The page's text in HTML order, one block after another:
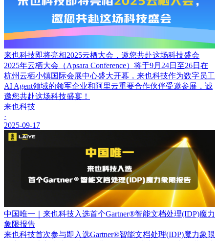
来也科技即将亮相2025云栖大会，邀您共赴这场科技盛会
2025年云栖大会（Apsara Conference）将于9月24日至26日在
杭州云栖小镇国际会展中心盛大开幕，来也科技作为数字员工
AI Agent领域的领军企业和阿里云重要合作伙伴受邀参展，诚
邀您共赴这场科技盛宴！
来也科技
·
2025-09-17
中国唯一｜来也科技入选首个Gartner®智能文档处理(IDP)魔力
象限报告
来也科技首次参与即入选Gartner®智能文档处理(IDP)魔力象限